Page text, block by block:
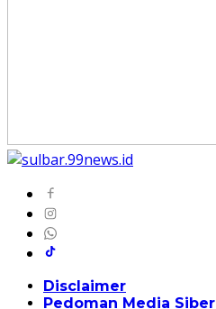
Disclaimer
Pedoman Media Siber